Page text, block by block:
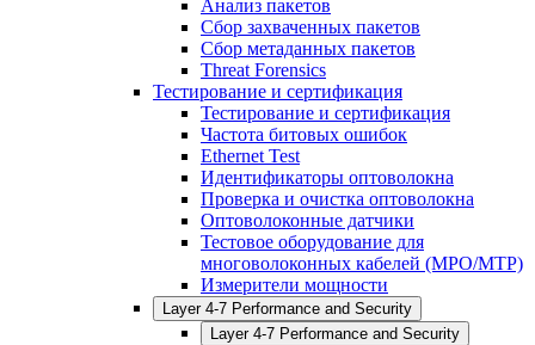
Анализ пакетов
Сбор захваченных пакетов
Сбор метаданных пакетов
Threat Forensics
Тестирование и сертификация
Тестирование и сертификация
Частота битовых ошибок
Ethernet Test
Идентификаторы оптоволокна
Проверка и очистка оптоволокна
Оптоволоконные датчики
Тестовое оборудование для
многоволоконных кабелей (MPO/MTP)
Измерители мощности
Layer 4-7 Performance and Security
Layer 4-7 Performance and Security